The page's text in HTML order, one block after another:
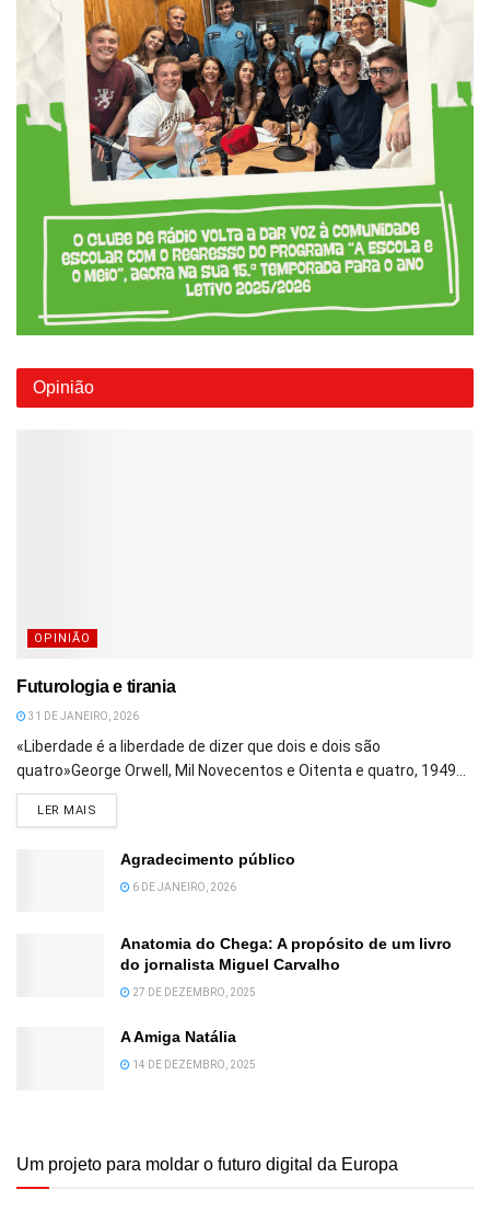
Opinião
OPINIÃO
Futurologia e tirania
31 DE JANEIRO, 2026
«Liberdade é a liberdade de dizer que dois e dois são
quatro»George Orwell, Mil Novecentos e Oitenta e quatro, 1949...
LER MAIS
Agradecimento público
6 DE JANEIRO, 2026
Anatomia do Chega: A propósito de um livro
do jornalista Miguel Carvalho
27 DE DEZEMBRO, 2025
A Amiga Natália
14 DE DEZEMBRO, 2025
Um projeto para moldar o futuro digital da Europa